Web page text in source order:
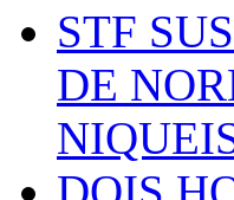
STF
DE